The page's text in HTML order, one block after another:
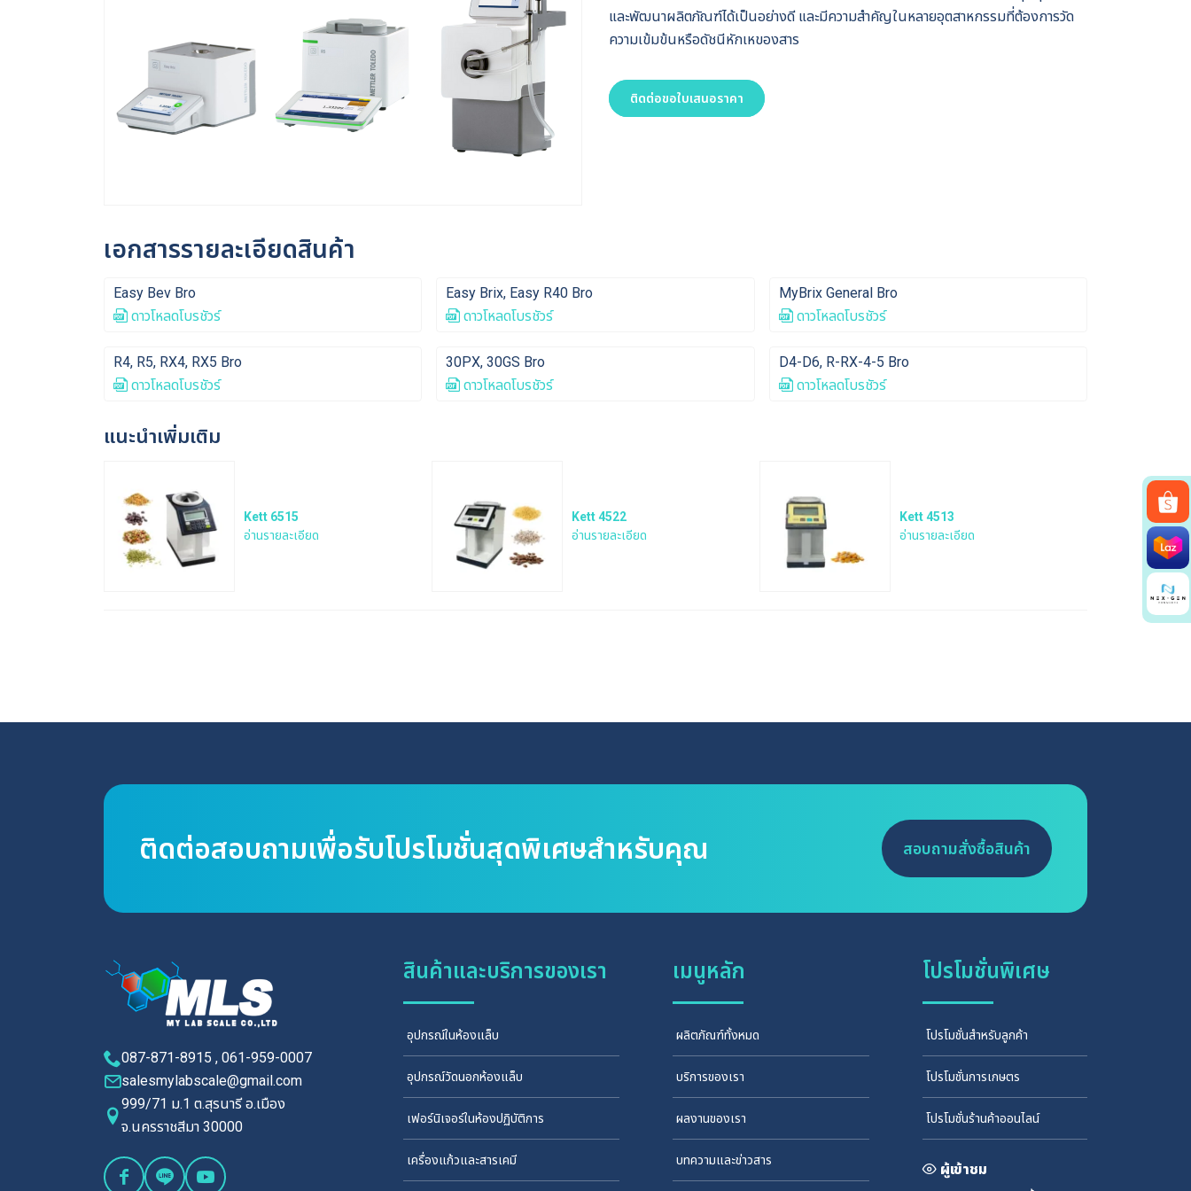
Search
for:
และพัฒนาผลิตภัณฑ์ได้เป็นอย่างดี และมีความสำคัญในหลายอุตสาหกรรมที่ต้องการวัด
ความเข้มข้นหรือดัชนีหักเหของสาร
ติดต่อขอใบเสนอราคา
เอกสารรายละเอียดสินค้า
Easy Bev Bro
ดาวโหลดโบรชัวร์
Easy Brix, Easy R40 Bro
ดาวโหลดโบรชัวร์
MyBrix General Bro
ดาวโหลดโบรชัวร์
R4, R5, RX4, RX5 Bro
ดาวโหลดโบรชัวร์
30PX, 30GS Bro
ดาวโหลดโบรชัวร์
D4-D6, R-RX-4-5 Bro
ดาวโหลดโบรชัวร์
แนะนำเพิ่มเติม
Kett 6515
อ่านรายละเอียด
Kett 4522
อ่านรายละเอียด
Kett 4513
อ่านรายละเอียด
ติดต่อสอบถามเพื่อรับโปรโมชั่นสุดพิเศษสำหรับคุณ สอบถามสั่งซื้อสินค้า
087-871-8915 , 061-959-0007
salesmylabscale@gmail.com
999/71 ม.1 ต.สุรนารี อ.เมือง
จ.นครราชสีมา 30000
สินค้าและบริการของเรา
อุปกรณ์ในห้องแล็บ
อุปกรณ์วัดนอกห้องแล็บ
เฟอร์นิเจอร์ในห้องปฏิบัติการ
เครื่องแก้วและสารเคมี
เมนูหลัก
ผลิตภัณฑ์ทั้งหมด
บริการของเรา
ผลงานของเรา
บทความและข่าวสาร
โปรโมชั่นพิเศษ
โปรโมชั่นสำหรับลูกค้า
โปรโมชั่นการเกษตร
โปรโมชั่นร้านค้าออนไลน์
ผู้เข้าชม